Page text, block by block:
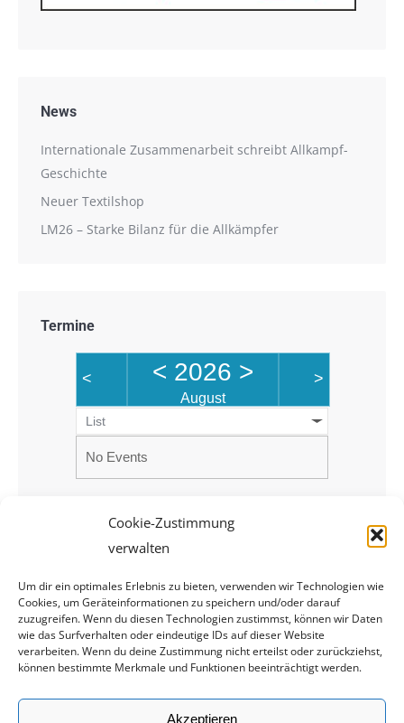
Cookie-Zustimmung
verwalten
Um dir ein optimales Erlebnis zu bieten, verwenden wir Technologien wie
Cookies, um Geräteinformationen zu speichern und/oder darauf
zuzugreifen. Wenn du diesen Technologien zustimmst, können wir Daten
wie das Surfverhalten oder eindeutige IDs auf dieser Website
verarbeiten. Wenn du deine Zustimmung nicht erteilst oder zurückziehst,
können bestimmte Merkmale und Funktionen beeinträchtigt werden.
Akzeptieren
News
Internationale Zusammenarbeit schreibt Allkampf-
Geschichte
Neuer Textilshop
LM26 – Starke Bilanz für die Allkämpfer
Termine
< < 2026 >
August
>
List
No Events
Rechtliches